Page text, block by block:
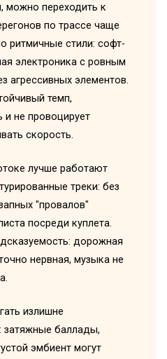
можно переходить к
по трассе чаще
ритмичные стили: софт-
электроника с ровным
агрессивных элементов.
темп,
не провоцирует
скорость.
лучше работают
треки: без
"провалов"
посреди куплета.
дорожная
нервная, музыка не
излишне
баллады,
эмбиент могут